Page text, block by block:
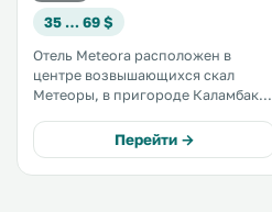
35 … 69 $
Отель Meteora расположен в
центре возвышающихся скал
Метеоры, в пригороде Каламбаки.
на знаменитые скалы Метеоры и
город Каламбака с собственных
балконов номеров. .
Перейти →